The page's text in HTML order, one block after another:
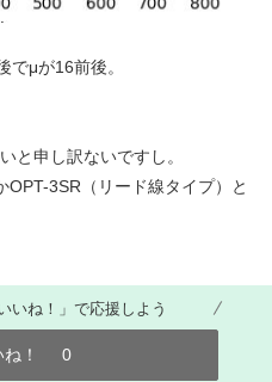
μが16前後。
と申し訳ないですし。
3SR（リード線タイプ）と
いね！」で応援しよう
！ 0